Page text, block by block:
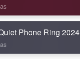
Phone Ring 2024